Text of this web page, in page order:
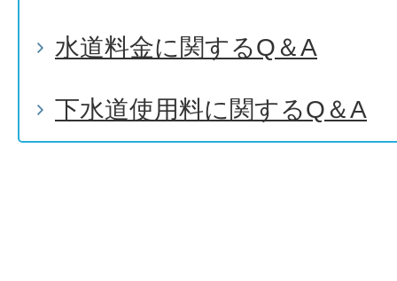
水道料金に関するQ＆A
下水道使用料に関するQ＆A